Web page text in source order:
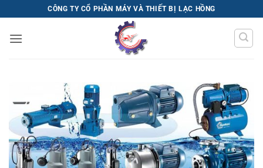
qua
nội
CÔNG TY CỔ PHẦN MÁY VÀ THIẾT BỊ LẠC HỒNG